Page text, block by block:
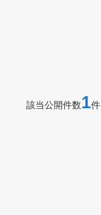
該当公開件数1件